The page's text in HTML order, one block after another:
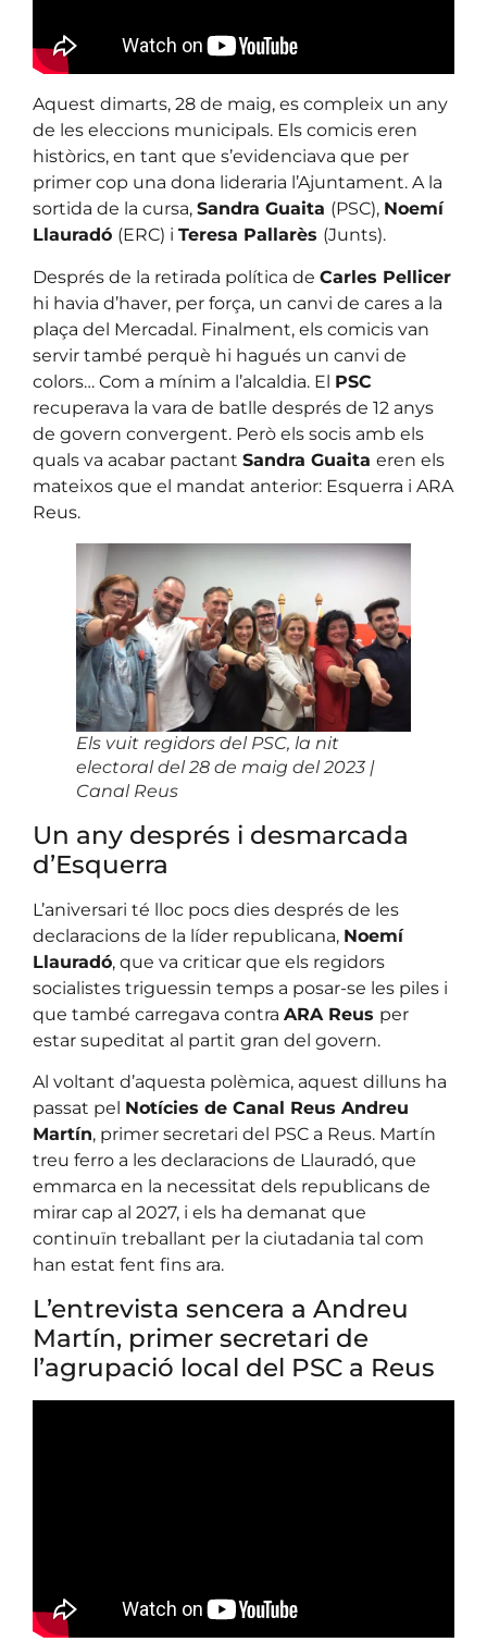
Aquest dimarts, 28 de maig, es compleix un any
de les eleccions municipals. Els comicis eren
històrics, en tant que s’evidenciava que per
primer cop una dona lideraria l’Ajuntament. A la
sortida de la cursa, Sandra Guaita (PSC), Noemí
Llauradó (ERC) i Teresa Pallarès (Junts).
Després de la retirada política de Carles Pellicer
hi havia d’haver, per força, un canvi de cares a la
plaça del Mercadal. Finalment, els comicis van
servir també perquè hi hagués un canvi de
colors… Com a mínim a l’alcaldia. El PSC
recuperava la vara de batlle després de 12 anys
de govern convergent. Però els socis amb els
quals va acabar pactant Sandra Guaita eren els
mateixos que el mandat anterior: Esquerra i ARA
Reus.
Els vuit regidors del PSC, la nit
electoral del 28 de maig del 2023 |
Canal Reus
Un any després i desmarcada
d’Esquerra
L’aniversari té lloc pocs dies després de les
declaracions de la líder republicana, Noemí
Llauradó, que va criticar que els regidors
socialistes triguessin temps a posar-se les piles i
que també carregava contra ARA Reus per
estar supeditat al partit gran del govern.
Al voltant d’aquesta polèmica, aquest dilluns ha
passat pel Notícies de Canal Reus Andreu
Martín, primer secretari del PSC a Reus. Martín
treu ferro a les declaracions de Llauradó, que
emmarca en la necessitat dels republicans de
mirar cap al 2027, i els ha demanat que
continuïn treballant per la ciutadania tal com
han estat fent fins ara.
L’entrevista sencera a Andreu
Martín, primer secretari de
l’agrupació local del PSC a Reus